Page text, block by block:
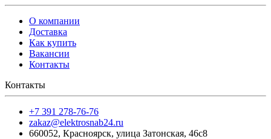
О компании
Доставка
Как купить
Вакансии
Контакты
Контакты
+7 391 278-76-76
zakaz@elektrosnab24.ru
660052, Красноярск, улица Затонская, 46с8